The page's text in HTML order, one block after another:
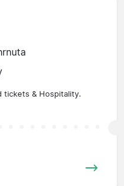
tickets & Hospitality.